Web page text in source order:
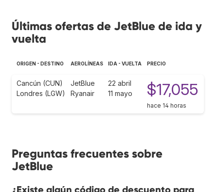
Últimas ofertas de JetBlue de ida y
vuelta
ORIGEN - DESTINO AEROLÍNEAS IDA - VUELTA PRECIO
Cancún (CUN)
Londres (LGW)
JetBlue
Ryanair
22 abril
11 mayo
$17,055
hace 14 horas
Preguntas frecuentes sobre
JetBlue
¿Existe algún código de descuento para